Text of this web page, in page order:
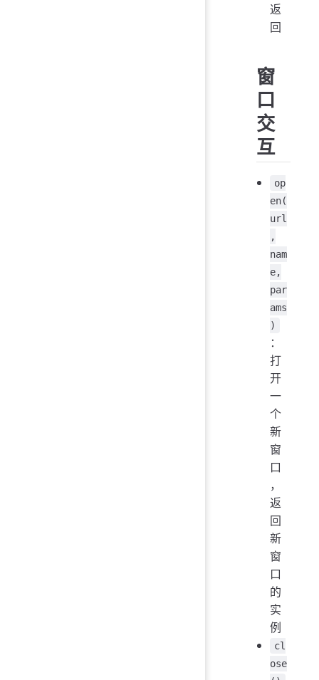
返
回
窗
口
交
互
op
en(
url
,
nam
e,
par
ams
)
：
打
开
一
个
新
窗
口
，
返
回
新
窗
口
的
实
例
cl
ose